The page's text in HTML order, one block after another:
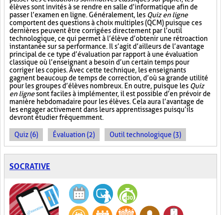
élèves sont invités à se rendre en salle d’informatique afin de
passer l’examen en ligne. Généralement, les Quiz en ligne
comportent des questions à choix multiples (QCM) puisque ces
dernières peuvent être corrigées directement par l’outil
technologique, ce qui permet à l’élève d’obtenir une rétroaction
instantanée sur sa performance. Il s’agit d’ailleurs de l’avantage
principal de ce type d’évaluation par rapport à une évaluation
classique où l’enseignant a besoin d’un certain temps pour
corriger les copies. Avec cette technique, les enseignants
gagnent beaucoup de temps de correction, d’où sa grande utilité
pour les groupes d’élèves nombreux. En outre, puisque les Quiz
en lignesont faciles à implémenter, il est possible d’en prévoir de
manière hebdomadaire pour les élèves. Cela aura l’avantage de
les engager activement dans leurs apprentissages puisqu’ils
devront étudier fréquemment.
Quiz (6) Évaluation (2) Outil technologique (3)
SOCRATIVE